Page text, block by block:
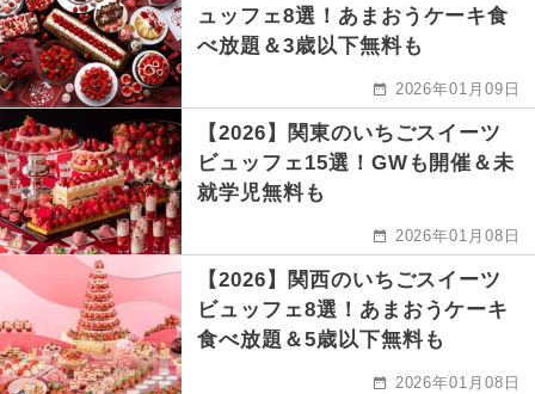
ュッフェ8選！あまおうケーキ食
べ放題＆3歳以下無料も
2026年01月09日
【2026】関東のいちごスイーツ
ビュッフェ15選！GWも開催＆未
就学児無料も
2026年01月08日
【2026】関西のいちごスイーツ
ビュッフェ8選！あまおうケーキ
食べ放題＆5歳以下無料も
2026年01月08日